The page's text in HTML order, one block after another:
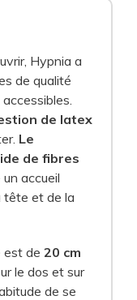
Hypnia a
de qualité
de latex
Le
de fibres
un accueil
tête et de la
est de 20 cm
le dos et sur
de se